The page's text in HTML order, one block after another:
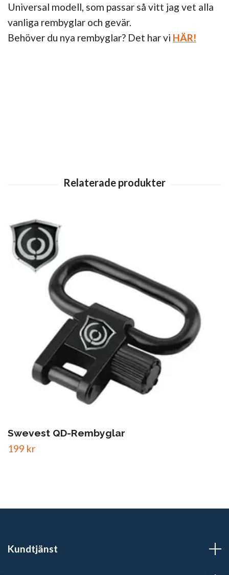
Universal modell, som passar så vitt jag vet alla
vanliga rembyglar och gevär.
Behöver du nya rembyglar? Det har vi HÄR!
Swevest QD-Rembyglar
199 kr
Kundtjänst